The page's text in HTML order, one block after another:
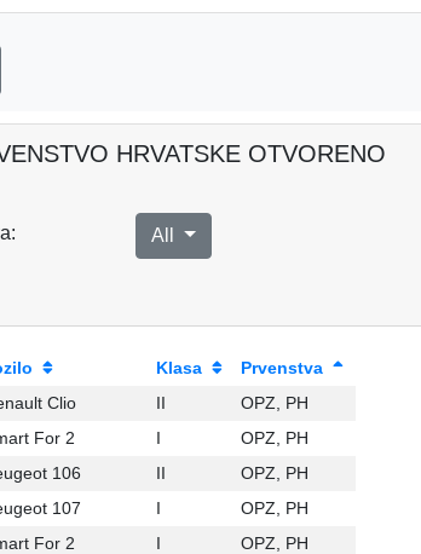
HRVATSKE OTVORENO
All
Klasa
Prvenstva
Clio II
OPZ, PH
For 2 I
OPZ, PH
106 II
OPZ, PH
107 I
OPZ, PH
For 2 I
OPZ, PH